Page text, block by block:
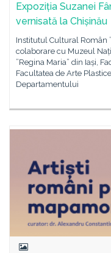
Expoziția Suzanei
vernisată la Chișinău
Institutul Cultural Român
colaborare cu Muzeul
”Regina Maria” din Iași,
Facultatea de Arte
Departamentului